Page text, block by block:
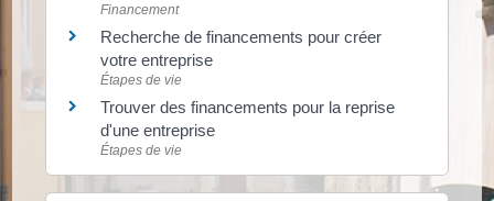
Financement
Recherche de financements pour créer
votre entreprise
Étapes de vie
Trouver des financements pour la reprise
d'une entreprise
Étapes de vie